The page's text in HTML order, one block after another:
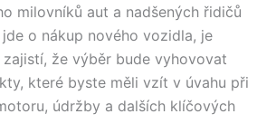
milovníků aut a nadšených řidičů
o nákup nového vozidla, je
že výběr bude vyhovovat
které byste měli vzít v úvahu při
údržby a dalších klíčových